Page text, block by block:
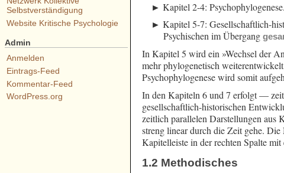
Kapitel 2-4: Psychophylogenese.
Kapitel 5-7: Gesellschaftlich-
Psychischen im Übergang
In Kapitel 5 wird ein »Wechsel der
mehr phylogenetisch
Psychophylogenese wird somit
In den Kapiteln 6 und 7 erfolgt —
gesellschaftlich-historischen
zeitlich parallelen Darstellungen aus
streng linear durch die Zeit gehe.
Kapitelleiste in der rechten Spalte
1.2 Methodisches
Selbstverständigung
Website Kritische Psychologie
Admin
Anmelden
Eintrags-Feed
Kommentar-Feed
WordPress.org